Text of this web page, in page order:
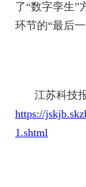
了“数字孪生”
环节的“最后
江苏科技
https://
1.shtml